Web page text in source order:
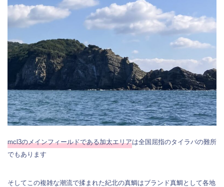
mcl3のメインフィールドである加太エリアは全国屈指のタイラバの難所
でもあります
そしてこの複雑な潮流で揉まれた紀北の真鯛はブランド真鯛として各地